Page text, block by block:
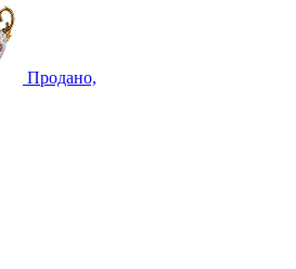
Продано,